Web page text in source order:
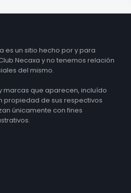
es un sitio hecho por y para
Necaxa y no tenemos relación
del mismo.
marcas que aparecen, incluído
propiedad de sus respectivos
únicamente con fines